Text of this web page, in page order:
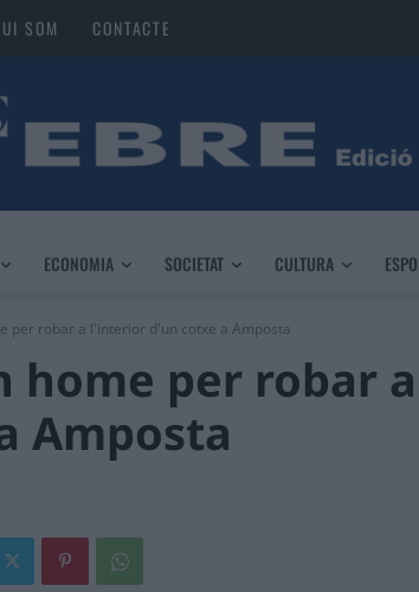
SOM CONTACTE
ECONOMIA SOCIETAT CULTURA
per robar a l'interior d'un cotxe a Amposta
home per robar
Amposta